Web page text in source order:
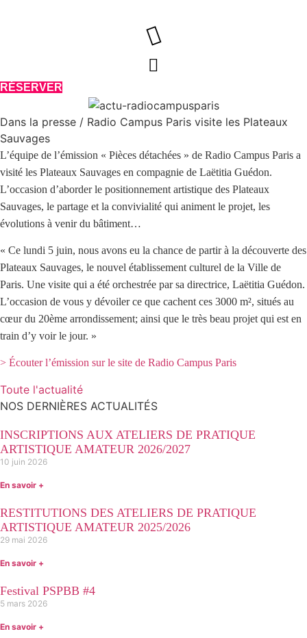
RÉSERVER
Dans la presse / Radio Campus Paris visite les Plateaux
Sauvages
L’équipe de l’émission « Pièces détachées » de Radio Campus Paris a
visité les Plateaux Sauvages en compagnie de Laëtitia Guédon.
L’occasion d’aborder le positionnement artistique des Plateaux
Sauvages, le partage et la convivialité qui animent le projet, les
évolutions à venir du bâtiment…
« Ce lundi 5 juin, nous avons eu la chance de partir à la découverte des
Plateaux Sauvages, le nouvel établissement culturel de la Ville de
Paris. Une visite qui a été orchestrée par sa directrice, Laëtitia Guédon.
L’occasion de vous y dévoiler ce que cachent ces 3000 m², situés au
cœur du 20ème arrondissement; ainsi que le très beau projet qui est en
train d’y voir le jour. »
> Écouter l’émission sur le site de Radio Campus Paris
Toute l'actualité
NOS DERNIÈRES ACTUALITÉS
INSCRIPTIONS AUX ATELIERS DE PRATIQUE
ARTISTIQUE AMATEUR 2026/2027
10 juin 2026
En savoir +
RESTITUTIONS DES ATELIERS DE PRATIQUE
ARTISTIQUE AMATEUR 2025/2026
29 mai 2026
En savoir +
Festival PSPBB #4
5 mars 2026
En savoir +